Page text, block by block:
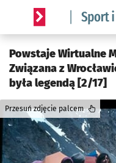
Serwis informacyjny
Powstaje Wirtualne
Związana z
była legendą [2/17]
Przesuń zdjęcie palcem